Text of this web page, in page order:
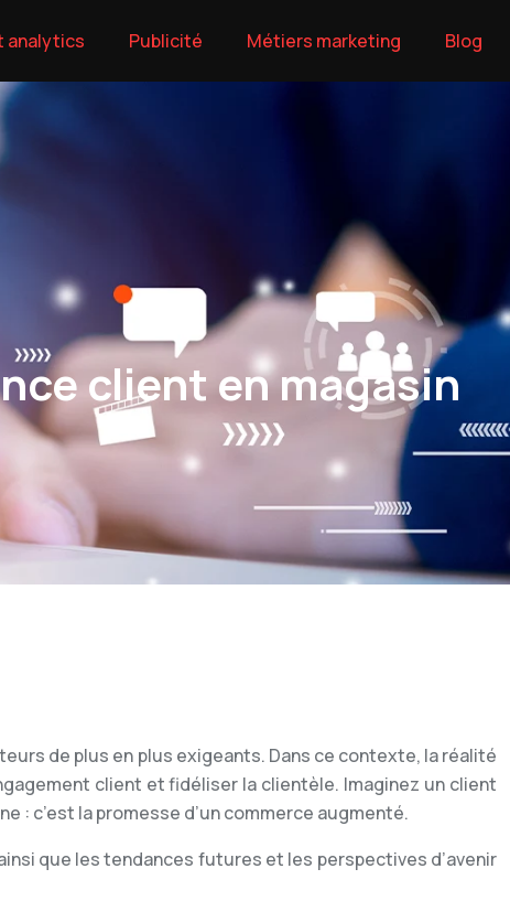
analytics Publicité Métiers marketing Blog
client en magasin
de plus en plus exigeants. Dans ce contexte, la réalité
client et fidéliser la clientèle. Imaginez un client
: c’est la promesse d’un commerce augmenté.
que les tendances futures et les perspectives d’avenir